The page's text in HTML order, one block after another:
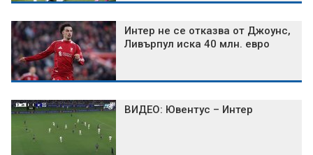
Интер не се отказва от Джоунс,
Ливърпул иска 40 млн. евро
ВИДЕО: Ювентус – Интер